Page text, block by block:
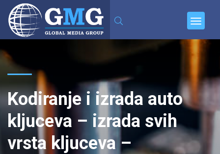
Kodiranje i izrada auto
kljuceva – izrada svih
vrsta kljuceva –